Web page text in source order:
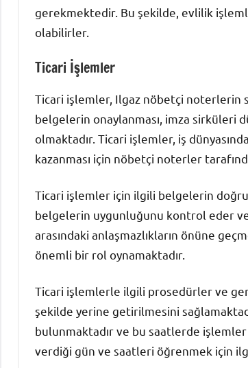
gerekmektedir. Bu şekilde, evlilik
olabilirler.
Ticari İşlemler
Ticari işlemler, Ilgaz nöbetçi noterlerin
belgelerin onaylanması, imza sirküleri
olmaktadır. Ticari işlemler, iş
kazanması için nöbetçi noterler
Ticari işlemler için ilgili belgelerin
belgelerin uygunluğunu kontrol eder
arasındaki anlaşmazlıkların önüne
önemli bir rol oynamaktadır.
Ticari işlemlerle ilgili prosedürler ve
şekilde yerine getirilmesini
bulunmaktadır ve bu saatlerde
verdiği gün ve saatleri öğrenmek için